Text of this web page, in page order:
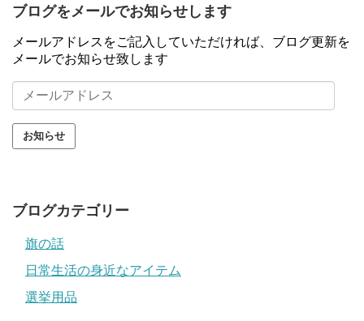
ブログをメールでお知らせします
メールアドレスをご記入していただければ、ブログ更新を
メールでお知らせ致します
ー
ル
ア
ブログカテゴリー
旗の話
日常生活の身近なアイテム
選挙用品